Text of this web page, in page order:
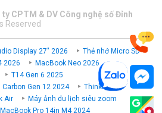
ty CPTM & DV Công nghệ số Đỉnh
Reserved
Display 27" 2026
Thẻ nhớ Micro SD
2026
MacBook Neo 2026
T14 Gen 6 2025
Carbon Gen 12 2024
ThinkPad P
Air
Máy ảnh du lịch siêu zoom
MacBook Pro 14in M4 2024